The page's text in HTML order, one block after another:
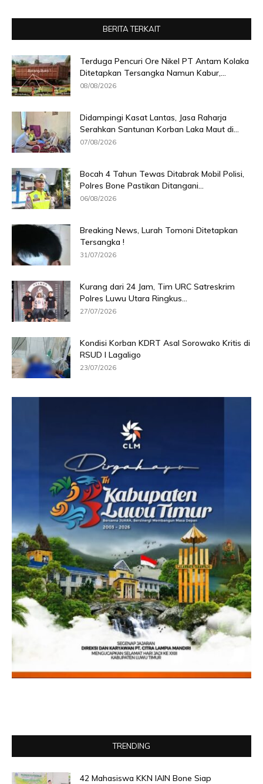
BERITA TERKAIT
Terduga Pencuri Ore Nikel PT Antam Kolaka
Ditetapkan Tersangka Namun Kabur,...
08/08/2026
Didampingi Kasat Lantas, Jasa Raharja
Serahkan Santunan Korban Laka Maut di...
07/08/2026
Bocah 4 Tahun Tewas Ditabrak Mobil Polisi,
Polres Bone Pastikan Ditangani...
06/08/2026
Breaking News, Lurah Tomoni Ditetapkan
Tersangka !
31/07/2026
Kurang dari 24 Jam, Tim URC Satreskrim
Polres Luwu Utara Ringkus...
27/07/2026
Kondisi Korban KDRT Asal Sorowako Kritis di
RSUD I Lagaligo
23/07/2026
TRENDING
42 Mahasiswa KKN IAIN Bone Siap